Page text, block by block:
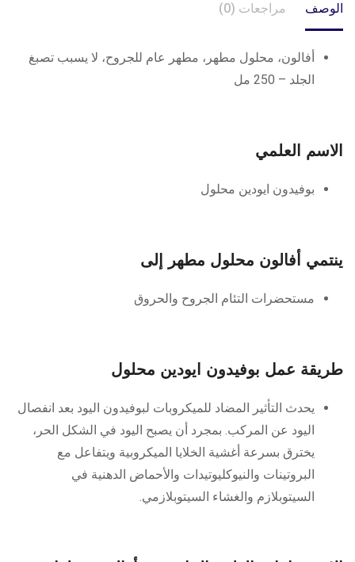
الوصف مراجعات (0)
أفالون، محلول مطهر، مطهر عام للجروح، لا يسبب تصبغ
الجلد – 250 مل
الاسم العلمي
بوفيدون ايودين محلول
ينتمي أفالون محلول مطهر إلى
مستحضرات التئام الجروح والحروق
طريقة عمل بوفيدون ايودين محلول
يحدث التأثير المضاد للميكروبات لبوفيدون اليود بعد انفصال
اليود عن المركب. بمجرد أن يصبح اليود في الشكل الحر،
يخترق بسرعة أغشية الخلايا الميكروبية ويتفاعل مع
البروتينات والنيوكليوتيدات والأحماض الدهنية في
السيتوبلازم والغشاء السيتوبلازمي.